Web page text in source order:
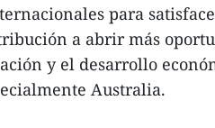
para
a abrir más
y el desarrollo
Australia.